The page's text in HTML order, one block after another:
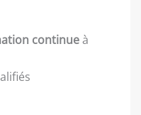
continueà